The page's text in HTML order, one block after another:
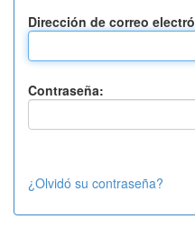
Dirección de correo
Contraseña:
¿Olvidó su contraseña?